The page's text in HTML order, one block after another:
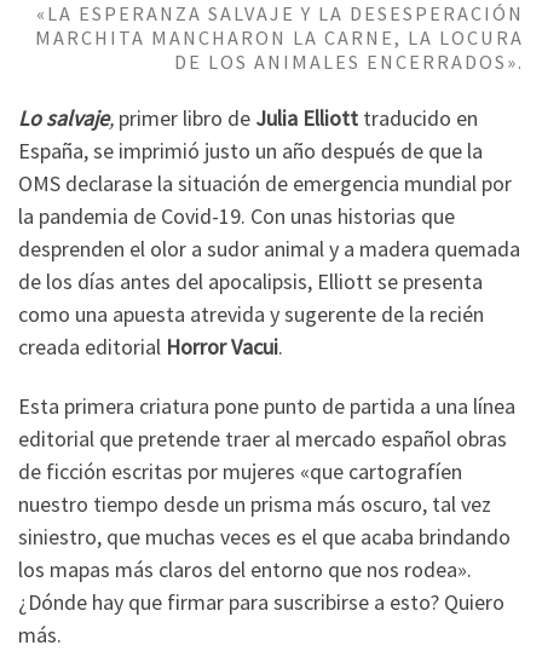
«LA ESPERANZA SALVAJE Y LA DESESPERACIÓN
MARCHITA MANCHARON LA CARNE, LA LOCURA
DE LOS ANIMALES ENCERRADOS».
Lo salvaje, primer libro de Julia Elliott traducido en
España, se imprimió justo un año después de que la
OMS declarase la situación de emergencia mundial por
la pandemia de Covid-19. Con unas historias que
desprenden el olor a sudor animal y a madera quemada
de los días antes del apocalipsis, Elliott se presenta
como una apuesta atrevida y sugerente de la recién
creada editorial Horror Vacui.
Esta primera criatura pone punto de partida a una línea
editorial que pretende traer al mercado español obras
de ficción escritas por mujeres «que cartografíen
nuestro tiempo desde un prisma más oscuro, tal vez
siniestro, que muchas veces es el que acaba brindando
los mapas más claros del entorno que nos rodea».
¿Dónde hay que firmar para suscribirse a esto? Quiero
más.